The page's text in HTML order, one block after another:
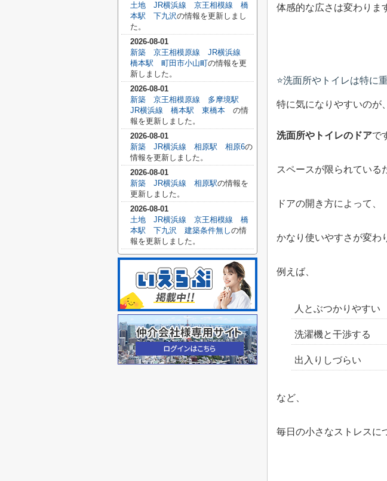
体感的な広さは変わりま
⭐️洗面所やトイレは特に
特に気になりやすいのが、
洗面所やトイレのドアで
スペースが限られている
ドアの開き方によって、
かなり使いやすさが変わ
例えば、
人とぶつかりやすい
洗濯機と干渉する
出入りしづらい
など、
毎日の小さなストレスに
土地 JR横浜線 京王相模線 橋
本駅 下九沢の情報を更新しまし
た。
2026-08-01
新築 京王相模原線 JR横浜線
橋本駅 町田市小山町の情報を更
新しました。
2026-08-01
新築 京王相模原線 多摩境駅
JR横浜線 橋本駅 東橋本 の情
報を更新しました。
2026-08-01
新築 JR横浜線 相原駅 相原6の
情報を更新しました。
2026-08-01
新築 JR横浜線 相原駅の情報を
更新しました。
2026-08-01
土地 JR横浜線 京王相模線 橋
本駅 下九沢 建築条件無しの情
報を更新しました。